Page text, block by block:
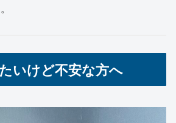
いけど不安な方へ